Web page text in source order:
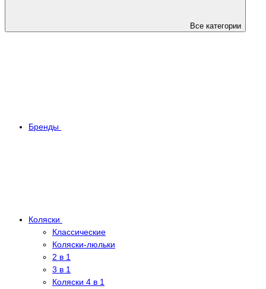
Все категории
Бренды
Коляски
Классические
Коляски-люльки
2 в 1
3 в 1
Коляски 4 в 1